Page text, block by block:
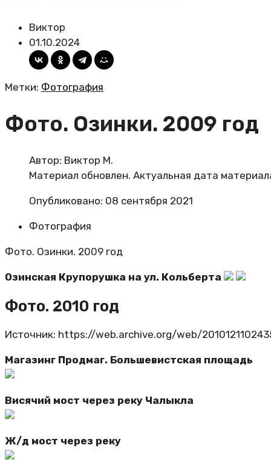
Виктор
01.10.2024
Метки: Фотография
Фото. Озинки. 2009 год
Автор: Виктор М.
Материал обновлен. Актуальная дата
Опубликовано: 08 сентября 2021
Фотография
Фото. Озинки. 2009 год
Озинская Крупорушка на ул. Кольберта
Фото. 2010 год
Источник: https://web.archive.org/web/
Магазинг Продмаг. Большевистская площадь
Висячий мост через реку Чалыкла
Ж/д мост через реку